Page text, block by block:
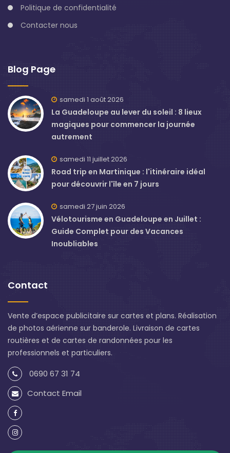
Politique de confidentialité
Contacter nous
Blog Page
samedi 1 août 2026
La Guadeloupe au lever du soleil : 8 lieux
magiques pour commencer la journée
autrement
samedi 11 juillet 2026
Road trip en Martinique : l'itinéraire idéal
pour découvrir l'île en 7 jours
samedi 27 juin 2026
Vélotourisme en Guadeloupe en Juillet :
Guide Complet pour des Vacances
Inoubliables
Contact
Vente d’espace publicitaire sur cartes et plans. Réalisation
de photos aérienne sur banderole. Livraison de cartes
routières et de cartes de randonnées pour les
professionnels et particuliers.
0690 67 31 74
Contact Email